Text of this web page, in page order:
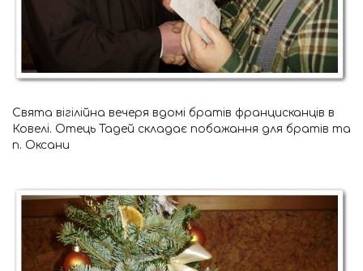
Свята вігілійна вечеря вдомі братів францисканців в
Ковелі. Отець Тадей складає побажання для братів та
п. Оксани